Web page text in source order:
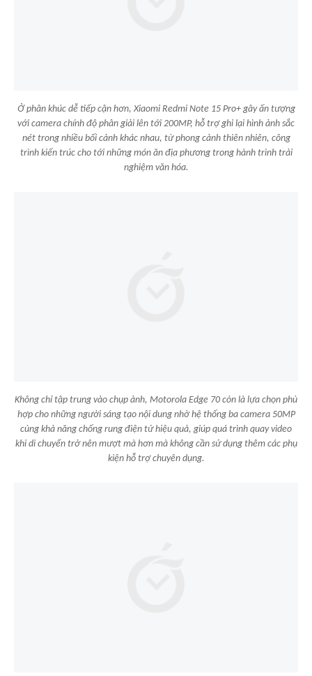
Ở phân khúc dễ tiếp cận hơn, Xiaomi Redmi Note 15 Pro+ gây ấn tượng
với camera chính độ phân giải lên tới 200MP, hỗ trợ ghi lại hình ảnh sắc
nét trong nhiều bối cảnh khác nhau, từ phong cảnh thiên nhiên, công
trình kiến trúc cho tới những món ăn địa phương trong hành trình trải
nghiệm văn hóa.
Không chỉ tập trung vào chụp ảnh, Motorola Edge 70 còn là lựa chọn phù
hợp cho những người sáng tạo nội dung nhờ hệ thống ba camera 50MP
cùng khả năng chống rung điện tử hiệu quả, giúp quá trình quay video
khi di chuyển trở nên mượt mà hơn mà không cần sử dụng thêm các phụ
kiện hỗ trợ chuyên dụng.